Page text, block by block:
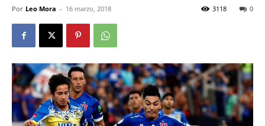
Por Leo Mora - 16 marzo, 2018 0
3118